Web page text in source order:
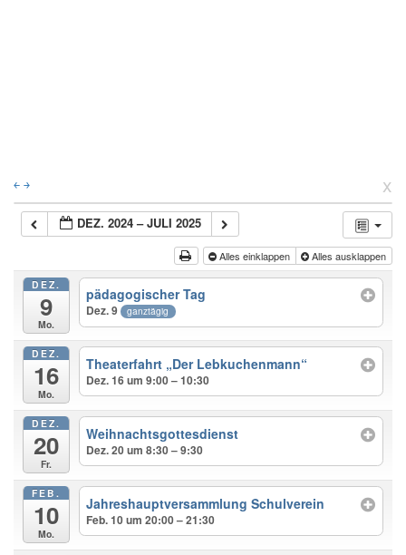
￩ ￫ x
DEZ. 2024 – JULI 2025
Alles einklappen Alles ausklappen
DEZ.
9
Mo.
pädagogischer Tag
Dez. 9 ganztägig
DEZ.
16
Mo.
Theaterfahrt „Der Lebkuchenmann“
Dez. 16 um 9:00 – 10:30
DEZ.
20
Fr.
Weihnachtsgottesdienst
Dez. 20 um 8:30 – 9:30
FEB.
10
Mo.
Jahreshauptversammlung Schulverein
Feb. 10 um 20:00 – 21:30